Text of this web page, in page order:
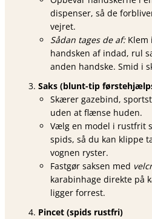
dispenser, så de
vejret.
Sådan tages de af:Klem
handsken af indad, rul
anden handske. Smid i
Saks (blunt-tip
Skærer gazebind,
uden at flænse huden.
Vælg en model i rustfrit
spids, så du kan klippe
vognen ryster.
Fastgør saksen med
karabinhage direkte på
ligger forrest.
Pincet (spids rustfri)